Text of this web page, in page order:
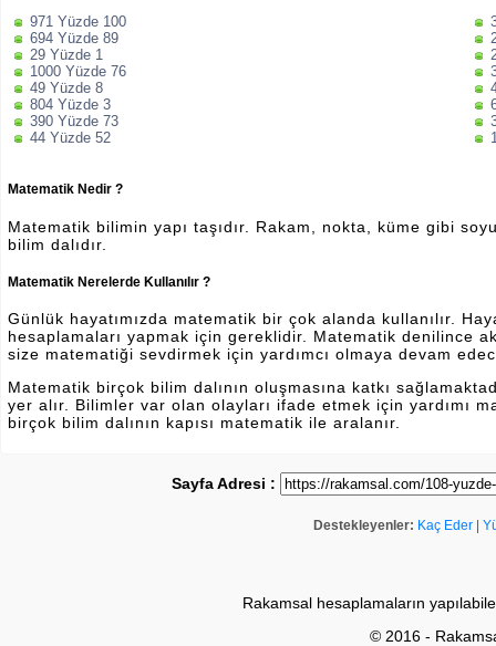
971 Yüzde 100
694 Yüzde 89
29 Yüzde 1
1000 Yüzde 76
49 Yüzde 8
804 Yüzde 3
390 Yüzde 73
44 Yüzde 52
Matematik Nedir ?
Matematik bilimin yapı taşıdır. Rakam, nokta, küme gibi
bilim dalıdır.
Matematik Nerelerde Kullanılır ?
Günlük hayatımızda matematik bir çok alanda kullanılır.
hesaplamaları yapmak için gereklidir. Matematik denilince
size matematiği sevdirmek için yardımcı olmaya devam
Matematik birçok bilim dalının oluşmasına katkı
yer alır. Bilimler var olan olayları ifade etmek için yardımı
birçok bilim dalının kapısı matematik ile aralanır.
Sayfa Adresi :
Destekleyenler: Kaç Eder
Rakamsal hesaplamaların
© 2016 -